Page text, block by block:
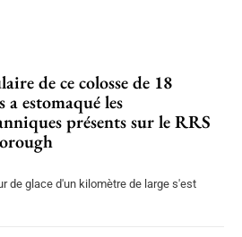
de ce colosse de 18
estomaqué les
présents sur le RRS
de glace d'un kilomètre de large s'est